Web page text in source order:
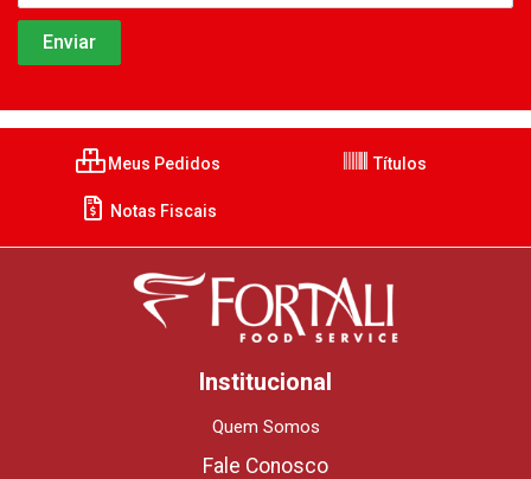
Meus Pedidos Títulos
Notas Fiscais
Institucional
Quem Somos
Fale Conosco